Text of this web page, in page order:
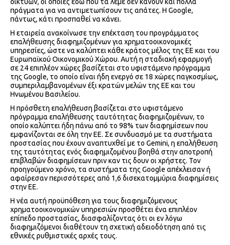
πράγματα για να αντιμετωπίσουν τις απάτες. Η Google,
πάντως, κάτι προσπαθεί να κάνει.
Η εταιρεία ανακοίνωσε την επέκταση του προγράμματος
επαλήθευσης διαφημιζομένων για χρηματοοικονομικές
υπηρεσίες, ώστε να καλύπτει κάθε κράτος μέλος της ΕΕ και του
Ευρωπαϊκού Οικονομικού Χώρου. Αυτή η σταδιακή εφαρμογή
σε 24 επιπλέον χώρες βασίζεται στο υφιστάμενο πρόγραμμα
της Google, το οποίο είναι ήδη ενεργό σε 18 χώρες παγκοσμίως,
συμπεριλαμβανομένων έξι κρατών μελών της ΕΕ και του
Ηνωμένου Βασιλείου.
H πρόσθετη επαλήθευση βασίζεται στο υφιστάμενο
πρόγραμμα επαλήθευσης ταυτότητας διαφημιζομένων, το
οποίο καλύπτει ήδη πάνω από το 98% των διαφημίσεων που
εμφανίζονται σε όλη την ΕΕ. Σε συνδυασμό με τα συστήματα
προστασίας που έχουν αναπτυχθεί με το Gemini, η επαλήθευση
της ταυτότητας ενός διαφημιζομένου βοηθά στην αποτροπή
επιβλαβών διαφημίσεων πριν καν τις δουν οι χρήστες. Τον
προηγούμενο χρόνο, τα συστήματα της Google απέκλεισαν ή
αφαίρεσαν περισσότερες από 1,6 δισεκατομμύρια διαφημίσεις
στην ΕΕ.
Η νέα αυτή προϋπόθεση για τους διαφημιζόμενους
χρηματοοικονομικών υπηρεσιών προσθέτει ένα επιπλέον
επίπεδο προστασίας, διασφαλίζοντας ότι οι εν λόγω
διαφημιζόμενοι διαθέτουν τη σχετική αδειοδότηση από τις
εθνικές ρυθμιστικές αρχές τους.